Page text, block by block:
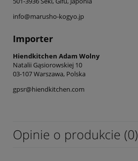
info@marusho-kogyo.jp
Importer
Hiendkitchen Adam Wolny
Natalii Gąsiorowskiej 10
03-107 Warszawa, Polska
gpsr@hiendkitchen.com
Opinie o produkcie (0)